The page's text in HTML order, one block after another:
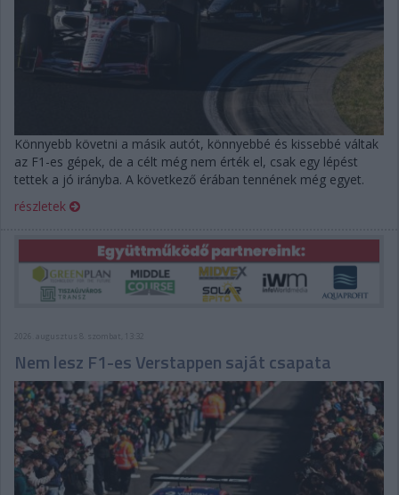
Könnyebb követni a másik autót, könnyebbé és kissebbé váltak
az F1-es gépek, de a célt még nem érték el, csak egy lépést
tettek a jó irányba. A következő érában tennének még egyet.
részletek
2026. augusztus 8. szombat, 13:32
Nem lesz F1-es Verstappen saját csapata